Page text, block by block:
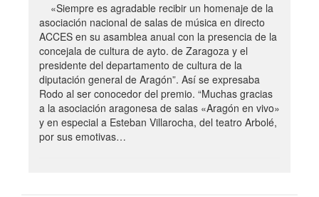
«Siempre es agradable recibir un homenaje de la
asociación nacional de salas de música en directo
ACCES en su asamblea anual con la presencia de la
concejala de cultura de ayto. de Zaragoza y el
presidente del departamento de cultura de la
diputación general de Aragón”. Así se expresaba
Rodo al ser conocedor del premio. “Muchas gracias
a la asociación aragonesa de salas «Aragón en vivo»
y en especial a Esteban Villarocha, del teatro Arbolé,
por sus emotivas…